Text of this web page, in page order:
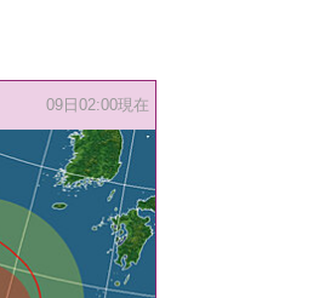
09日02:00現在